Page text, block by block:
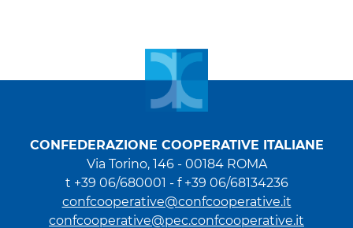
CONFEDERAZIONE COOPERATIVE ITALIANE
Via Torino, 146 - 00184 ROMA
t +39 06/680001 - f +39 06/68134236
confcooperative@confcooperative.it
confcooperative@pec.confcooperative.it